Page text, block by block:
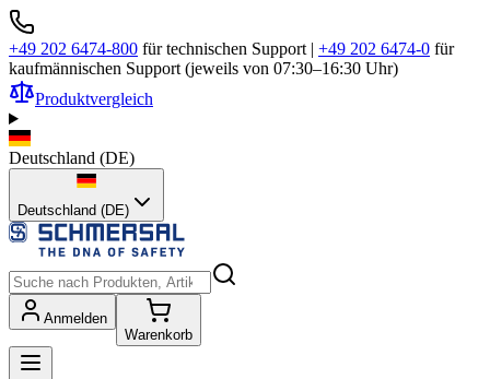
+49 202 6474-800 für technischen Support | +49 202 6474-0 für
kaufmännischen Support (jeweils von 07:30–16:30 Uhr)
Produktvergleich
Deutschland (DE)
Deutschland (DE)
Anmelden
Warenkorb